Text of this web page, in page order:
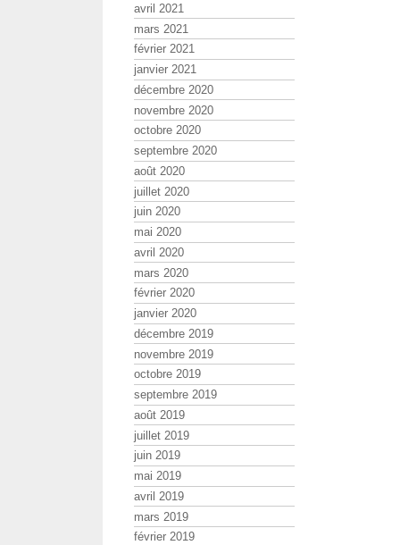
avril 2021
mars 2021
février 2021
janvier 2021
décembre 2020
novembre 2020
octobre 2020
septembre 2020
août 2020
juillet 2020
juin 2020
mai 2020
avril 2020
mars 2020
février 2020
janvier 2020
décembre 2019
novembre 2019
octobre 2019
septembre 2019
août 2019
juillet 2019
juin 2019
mai 2019
avril 2019
mars 2019
février 2019